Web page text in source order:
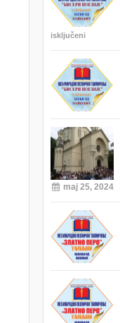
isključeni
maj 25, 2024